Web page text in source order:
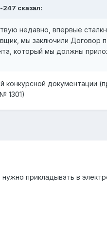
сказал:
недавно, впервые
мы заключили Договор
который мы должны
конкурсной документации
1301)
прикладывать в